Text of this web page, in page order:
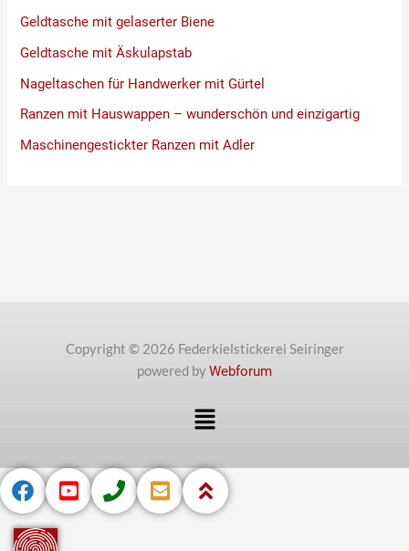
Geldtasche mit gelaserter Biene
Geldtasche mit Äskulapstab
Nageltaschen für Handwerker mit Gürtel
Ranzen mit Hauswappen – wunderschön und einzigartig
Maschinengestickter Ranzen mit Adler
Copyright © 2026 Federkielstickerei Seiringer
powered byWebforum
Menü